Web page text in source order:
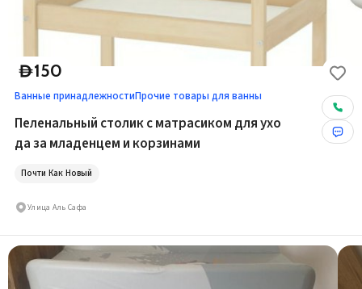
D150
Ванные принадлежностиПрочие товары для ванны
Пеленальный столик с матрасиком для ухо
да за младенцем и корзинами
Почти Как Новый
Улица Аль Сафа